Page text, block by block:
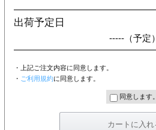
出荷予定日
-----（予定）
・上記ご注文内容に同意します。
・ ご利用規約に同意します。
同意します。